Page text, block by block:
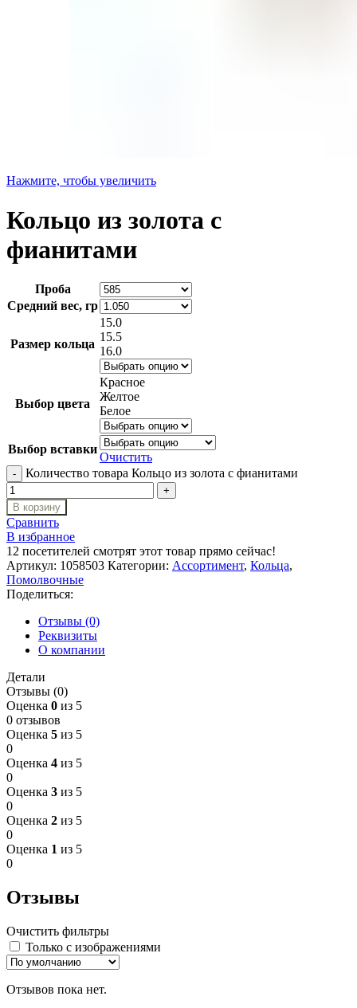
Нажмите, чтобы увеличить
Кольцо из золота с
фианитами
Проба
Средний вес, гр
Размер кольца
15.0
15.5
16.0
Выбор цвета
Красное
Желтое
Белое
Выбор вставки
Очистить
Количество товара Кольцо из золота с фианитами
В корзину
Сравнить
В избранное
12 посетителей смотрят этот товар прямо сейчас!
Артикул: 1058503 Категории: Ассортимент, Кольца,
Помолвочные
Поделиться:
Отзывы (0)
Реквизиты
О компании
Детали
Отзывы (0)
Оценка 0 из 5
0 отзывов
Оценка 5 из 5
0
Оценка 4 из 5
0
Оценка 3 из 5
0
Оценка 2 из 5
0
Оценка 1 из 5
0
Отзывы
Очистить фильтры
Только с изображениями
Отзывов пока нет.